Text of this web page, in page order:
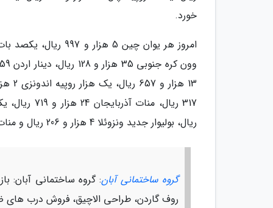
خورد.
ریال، بولیوار جدید ونزوئلا 4 هزار و 206 ریال و منات جدید ترکمنستان 11 هزار و 994 ریال ارزش گذاری شد.
گروه ساختمانی آبان: گروه ساختمانی آبان:
روف گاردن، طراحی الاچیق، فروش درب